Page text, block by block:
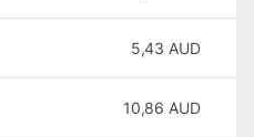
5,43 AUD
10,86 AUD